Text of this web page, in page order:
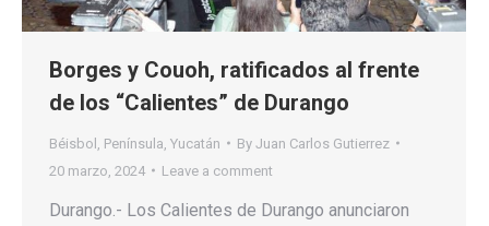
Borges y Couoh, ratificados al frente
de los “Calientes” de Durango
Béisbol Península Yucatán By Juan Carlos Gutierrez
20 marzo, 2024
Leave a comment
Durango.- Los Calientes de Durango anunciaron